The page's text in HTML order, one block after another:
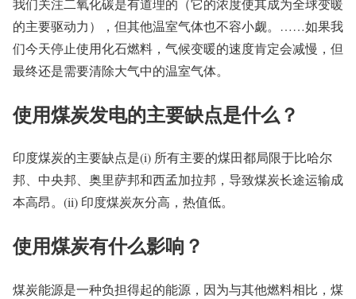
的主要驱动力），但其他温室气体也不容小觑。……如果我
们今天停止使用化石燃料，气候变暖的速度肯定会减慢，但
最终还是需要清除大气中的温室气体。
使用煤炭发电的主要缺点是什么？
印度煤炭的主要缺点是(i) 所有主要的煤田都局限于比哈尔
邦、中央邦、奥里萨邦和西孟加拉邦，导致煤炭长途运输成
本高昂。(ii) 印度煤炭灰分高，热值低。
使用煤炭有什么影响？
煤炭能源是一种负担得起的能源，因为与其他燃料相比，煤